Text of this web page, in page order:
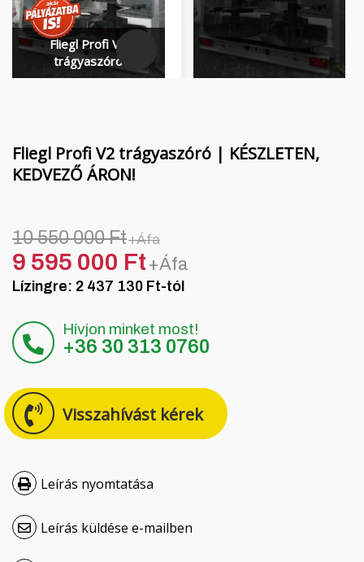
QUIVOGNE talajmunkagépek
LETÁK-LEKO talajmunkagépek
Egyéb kiegészítők
Karrier
Rólunk
Elérhetőség
Deutsch
Hrvatski
Čeština
Nederlands
српски
Fliegl Profi V2
trágyaszóró
Fliegl Profi V2 trágyaszóró | KÉSZLETEN,
KEDVEZŐ ÁRON!
10 550 000 Ft+Áfa
9 595 000 Ft +Áfa
Lízingre: 2 437 130 Ft-tól
Hívjon minket most!
+36 30 313 0760
Visszahívást kérek
Leírás nyomtatása
Leírás küldése e-mailben